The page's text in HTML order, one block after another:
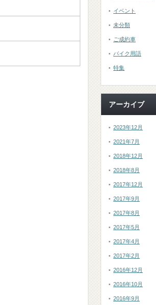
イベント
未分類
ご成約車
バイク用語
特集
アーカイブ
2023年12月
2021年7月
2018年12月
2018年8月
2017年12月
2017年9月
2017年8月
2017年5月
2017年4月
2017年2月
2016年12月
2016年10月
2016年9月